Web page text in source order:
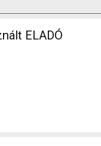
ELADÓ